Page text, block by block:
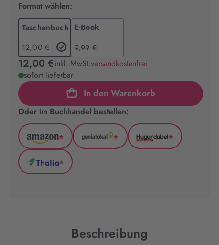
Format wählen:
Taschenbuch
12,00 €
E-Book
9,99 €
12,00 €inkl. MwSt.versandkostenfrei
sofort lieferbar
In den Warenkorb
Oder im Buchhandel bestellen:
Amazon
(wird
in
neuem
*
GenialLokal
*
Hugendubel
*
Thalia
*
Beschreibung